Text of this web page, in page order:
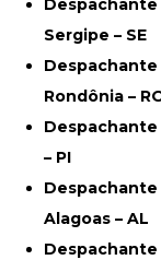
Sergipe – SE
Rondônia –
– PI
Alagoas – AL